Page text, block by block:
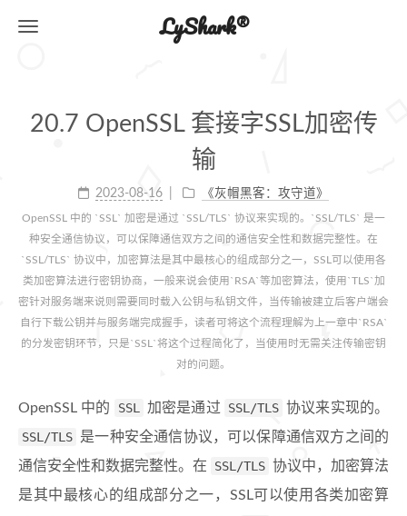
LyShark®
20.7 OpenSSL 套接字SSL加密传
输
2023-08-16 《灰帽黑客：攻守道》
OpenSSL 中的 `SSL` 加密是通过 `SSL/TLS` 协议来实现的。`SSL/TLS` 是一
种安全通信协议，可以保障通信双方之间的通信安全性和数据完整性。在
`SSL/TLS` 协议中，加密算法是其中最核心的组成部分之一，SSL可以使用各
类加密算法进行密钥协商，一般来说会使用`RSA`等加密算法，使用`TLS`加
密针对服务端来说则需要同时载入公钥与私钥文件，当传输被建立后客户端会
自行下载公钥并与服务端完成握手，读者可将这个流程理解为上一章中`RSA`
的分发密钥环节，只是`SSL`将这个过程简化了，当使用时无需关注传输密钥
对的问题。
OpenSSL 中的 SSL 加密是通过 SSL/TLS 协议来实现的。
SSL/TLS 是一种安全通信协议，可以保障通信双方之间的
通信安全性和数据完整性。在
SSL/TLS 协议中，加密算法
是其中最核心的组成部分之一，SSL可以使用各类加密算